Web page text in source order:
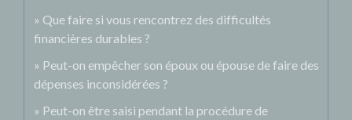
Que faire si vous rencontrez des difficultés
financières durables ?
Peut-on empêcher son époux ou épouse de faire des
dépenses inconsidérées ?
Peut-on être saisi pendant la procédure de